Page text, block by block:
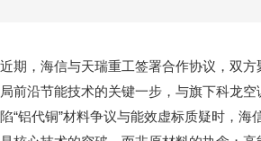
近期，海信与天瑞重工签署合作协议，双
局前沿节能技术的关键一步，与旗下科龙
陷“铝代铜”材料争议与能效虚标质疑时，